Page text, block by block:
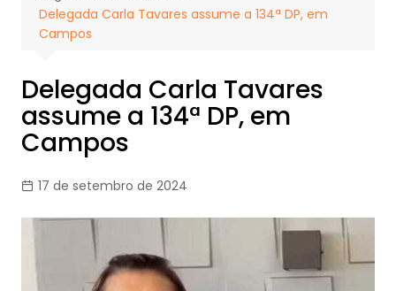
Delegada Carla Tavares assume a 134ª DP, em
Campos
Delegada Carla Tavares
assume a 134ª DP, em
Campos
17 de setembro de 2024